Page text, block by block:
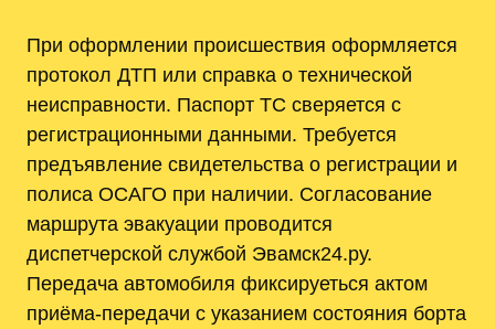
При оформлении происшествия оформляется
протокол ДТП или справка о технической
неисправности. Паспорт ТС сверяется с
регистрационными данными. Требуется
предъявление свидетельства о регистрации и
полиса ОСАГО при наличии. Согласование
маршрута эвакуации проводится
диспетчерской службой Эвамск24.ру.
Передача автомобиля фиксируеться актом
приёма-передачи с указанием состояния борта